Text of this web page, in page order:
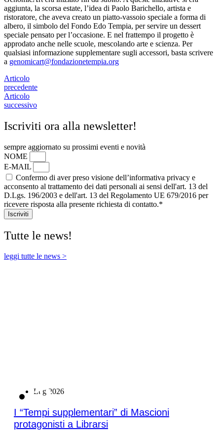
aggiunta, la scorsa estate, l’idea di Paolo Barichello, artista e
ristoratore, che aveva creato un piatto-vassoio speciale a forma di
albero, il simbolo del Fondo Edo Tempia, per servire un dessert
speciale pensato per l’occasione. E nel frattempo il progetto è
approdato anche nelle scuole, mescolando arte e scienza. Per
qualsiasi informazione supplementare sugli accessori, basta scrivere
a genomicart@fondazionetempia.org
Articolo
precedente
Articolo
successivo
Iscriviti ora alla newsletter!
sempre aggiornato su prossimi eventi e novità
NOME
E-MAIL
Confermo di aver preso visione dell’informativa privacy e
acconsento al trattamento dei dati personali ai sensi dell'art. 13 del
D.Lgs. 196/2003 e dell'art. 13 del Regolamento UE 679/2016 per
ricevere risposta alla presente richiesta di contatto.*
Iscriviti
Tutte le news!
leggi tutte le news >
Lug 2026
21
I “Tempi supplementari” di Mascioni
protagonisti a Librarsi